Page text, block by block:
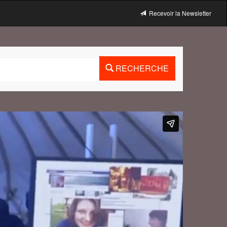
Recevoir la Newsletter
RECHERCHE